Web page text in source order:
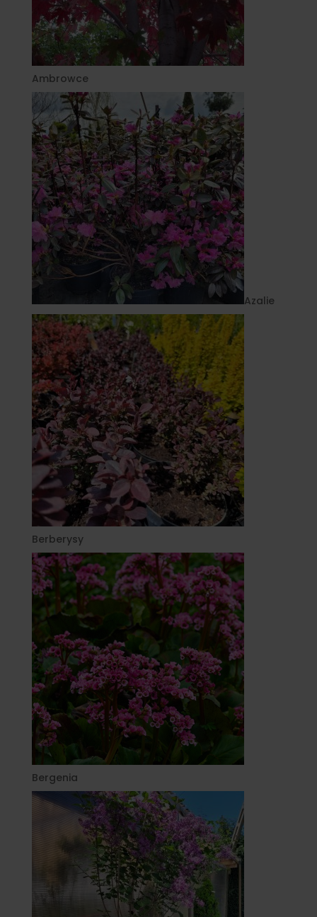
Ambrowce
Azalie
Berberysy
Bergenia